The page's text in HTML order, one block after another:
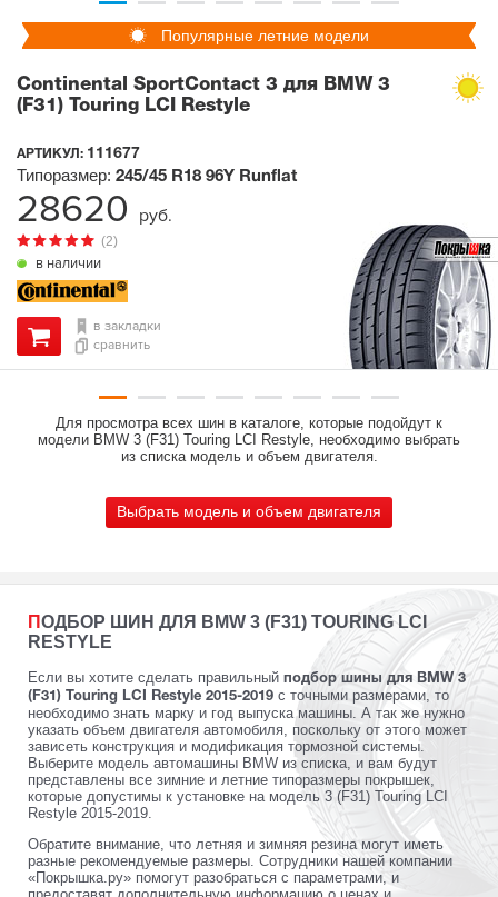
Популярные летние модели
Continental SportContact 3 для BMW 3
(F31) Touring LCI Restyle
АРТИКУЛ: 111677
в наличии
(2)
Типоразмер: 245/45 R18 96Y Runflat
в закладки
сравнить
28620 руб.
Для просмотра всех шин в каталоге, которые подойдут к
модели BMW 3 (F31) Touring LCI Restyle, необходимо выбрать
из списка модель и объем двигателя.
Выбрать модель и объем двигателя
ПОДБОР ШИН ДЛЯ BMW 3 (F31) TOURING LCI
RESTYLE
Если вы хотите сделать правильный подбор шины для BMW 3
(F31) Touring LCI Restyle 2015-2019 с точными размерами, то
необходимо знать марку и год выпуска машины. А так же нужно
указать объем двигателя автомобиля, поскольку от этого может
зависеть конструкция и модификация тормозной системы.
Выберите модель автомашины BMW из списка, и вам будут
представлены все зимние и летние типоразмеры покрышек,
которые допустимы к установке на модель 3 (F31) Touring LCI
Restyle 2015-2019.
Обратите внимание, что летняя и зимняя резина могут иметь
разные рекомендуемые размеры. Сотрудники нашей компании
«Покрышка.ру» помогут разобраться с параметрами, и